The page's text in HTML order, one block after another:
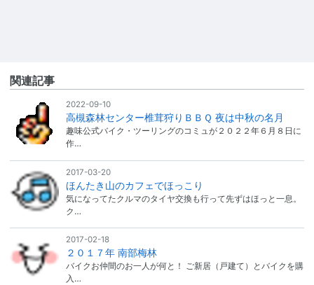
関連記事
2022-09-10
高槻森林センター椎茸狩りＢＢＱ 夜は中秋の名月
趣味公式バイク・ツーリングのコミュが２０２２年６月８日に
作…
2017-03-20
ほんたき山のカフェでほっこり
気になってたクルマのタイヤ交換も行って先ずはほっと一息。
ク…
2017-02-18
２０１７年 南部梅林
バイクお仲間のお一人が何と！ ご新居（戸建て）とバイクを購
入…